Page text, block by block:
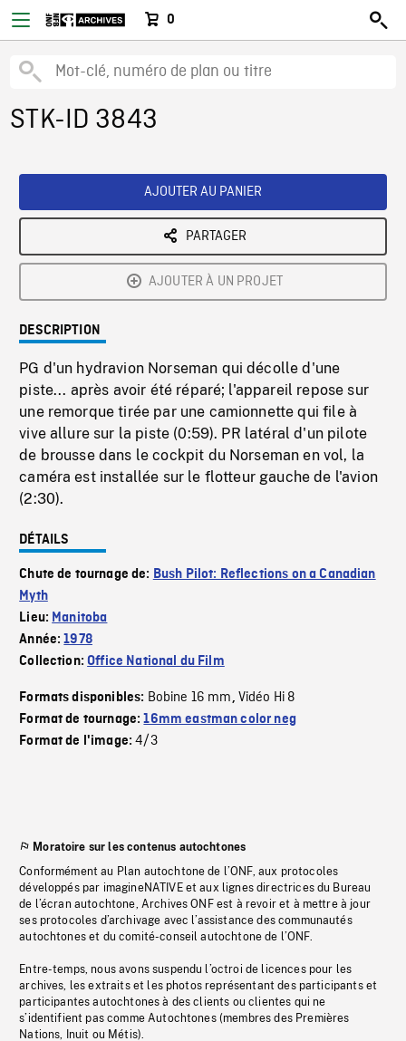
0
STK-ID 3843
AJOUTER AU PANIER
PARTAGER
AJOUTER À UN PROJET
DESCRIPTION
PG d'un hydravion Norseman qui décolle d'une
piste... après avoir été réparé; l'appareil repose sur
une remorque tirée par une camionnette qui file à
vive allure sur la piste (0:59). PR latéral d'un pilote
de brousse dans le cockpit du Norseman en vol, la
caméra est installée sur le flotteur gauche de l'avion
(2:30).
DÉTAILS
Chute de tournage de: Bush Pilot: Reflections on a Canadian
Myth
Lieu: Manitoba
Année:1978
Collection:Office National du Film
Formats disponibles: Bobine 16 mm, Vidéo Hi 8
Format de tournage:16mm eastman color neg
Format de l'image:4/3
Moratoire sur les contenus autochtones
Conformément au Plan autochtone de l’ONF, aux protocoles
développés par imagineNATIVE et aux lignes directrices du Bureau
de l’écran autochtone, Archives ONF est à revoir et à mettre à jour
ses protocoles d’archivage avec l’assistance des communautés
autochtones et du comité-conseil autochtone de l’ONF.
Entre-temps, nous avons suspendu l’octroi de licences pour les
archives, les extraits et les photos représentant des participants et
participantes autochtones à des clients ou clientes qui ne
s’identifient pas comme Autochtones (membres des Premières
Nations, Inuit ou Métis).